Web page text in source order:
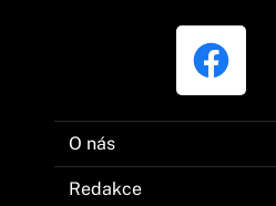
O nás
Redakce